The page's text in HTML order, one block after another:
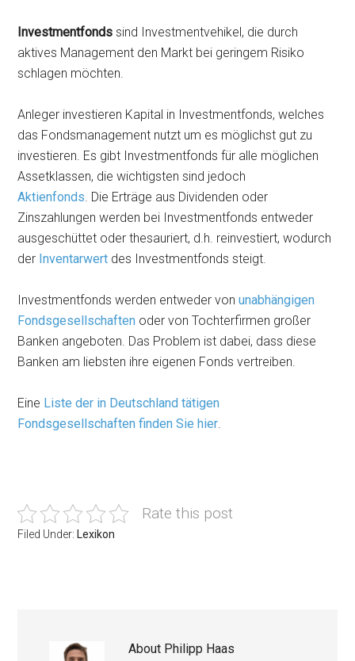
Investmentfonds sind Investmentvehikel, die durch
aktives Management den Markt bei geringem Risiko
schlagen möchten.
Anleger investieren Kapital in Investmentfonds, welches
das Fondsmanagement nutzt um es möglichst gut zu
investieren. Es gibt Investmentfonds für alle möglichen
Assetklassen, die wichtigsten sind jedoch
Aktienfonds. Die Erträge aus Dividenden oder
Zinszahlungen werden bei Investmentfonds entweder
ausgeschüttet oder thesauriert, d.h. reinvestiert, wodurch
der Inventarwert des Investmentfonds steigt.
Investmentfonds werden entweder vonunabhängigen
Fondsgesellschaften oder von Tochterfirmen großer
Banken angeboten. Das Problem ist dabei, dass diese
Banken am liebsten ihre eigenen Fonds vertreiben.
Eine Liste der in Deutschland tätigen
Fondsgesellschaften finden Sie hier.
Rate this post
Filed Under: Lexikon
About Philipp Haas